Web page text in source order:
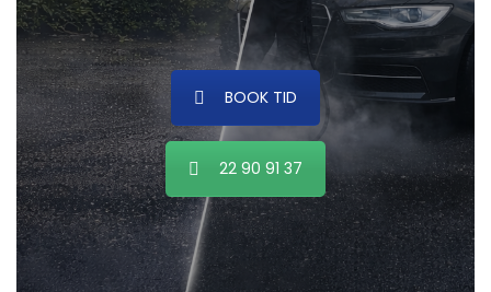
BOOK TID
22 90 91 37